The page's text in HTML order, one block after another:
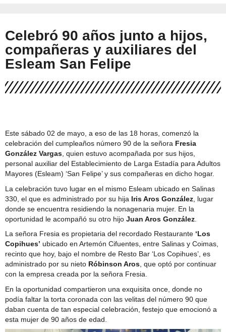
Chilquinta tras problemas a raíz del sistema frontal
Sin dar pelea Unión San Felipe se inclinó por la mínima ante la
Celebró 90 años junto a hijos,
compañeras y auxiliares del
Esleam San Felipe
Este sábado 02 de mayo, a eso de las 18 horas, comenzó la
celebración del cumpleaños número 90 de la señora Fresia
González Vargas, quien estuvo acompañada por sus hijos,
personal auxiliar del Establecimiento de Larga Estadía para Adultos
Mayores (Esleam) ‘San Felipe’ y sus compañeras en dicho hogar.
La celebración tuvo lugar en el mismo Esleam ubicado en Salinas
330, el que es administrado por su hija Iris Aros González , lugar
donde se encuentra residiendo la nonagenaria mujer. En la
oportunidad le acompañó su otro hijo Juan Aros González
La señora Fresia es propietaria del recordado Restaurante ‘Los
Copihues’ ubicado en Artemón Cifuentes, entre Salinas y Coimas,
recinto que hoy, bajo el nombre de Resto Bar ‘Los Copihues’, es
administrado por su nieto Róbinson Aros , que optó por continuar
con la empresa creada por la señora Fresia.
En la oportunidad compartieron una exquisita once, donde no
podía faltar la torta coronada con las velitas del número 90 que
daban cuenta de tan especial celebración, festejo que emocionó a
esta mujer de 90 años de edad.